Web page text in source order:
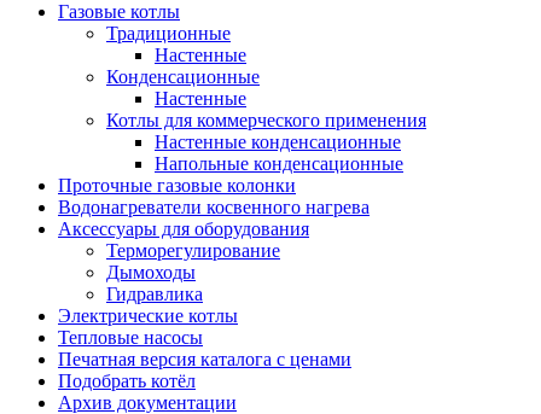
Газовые котлы
Традиционные
Настенные
Конденсационные
Настенные
Котлы для коммерческого применения
Настенные конденсационные
Напольные конденсационные
Проточные газовые колонки
Водонагреватели косвенного нагрева
Аксессуары для оборудования
Терморегулирование
Дымоходы
Гидравлика
Электрические котлы
Тепловые насосы
Печатная версия каталога с ценами
Подобрать котёл
Архив документации